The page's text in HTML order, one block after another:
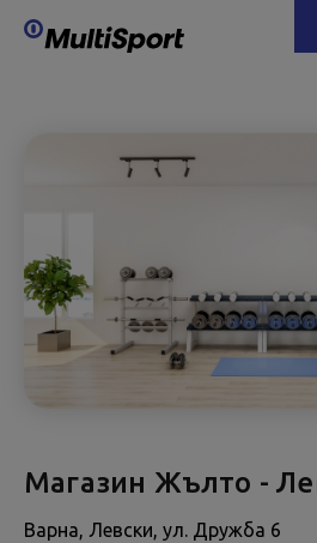
Магазин Жълто -
Варна, Левски, ул. Дружба 6